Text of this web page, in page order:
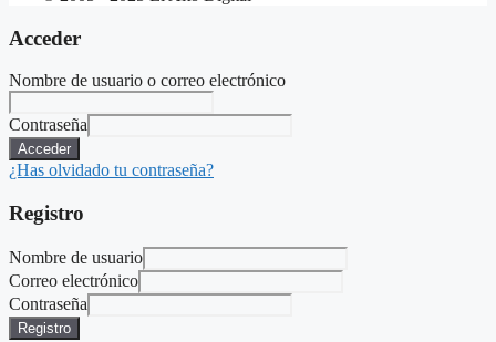
Acceder
Nombre de usuario o correo electrónico
Contraseña
Acceder
¿Has olvidado tu contraseña?
Registro
Nombre de usuario
Correo electrónico
Contraseña
Registro